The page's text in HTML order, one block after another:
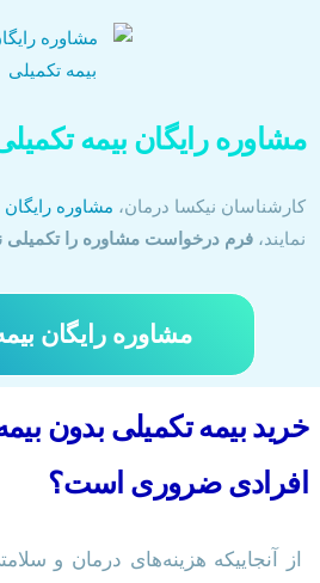
مشاوره رایگان بیمه
کارشناسان نیکسا درمان، مشاوره رایگان
نمایند، فرم درخواست مشاوره را تکمیلی
مشاوره رایگان
خرید بیمه تکمیلی بدون
افرادی ضروری است؟
از آنجاییکه هزینه‌های درمان و